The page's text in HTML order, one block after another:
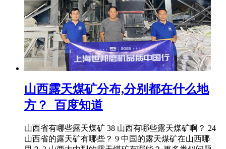
山西露天煤矿分布,分别都在什么地
方？_百度知道
山西省有哪些露天煤矿 38 山西有哪些露天煤矿啊？ 24
山西省的露天矿有哪些？ 9 中国的露天煤矿在山西哪